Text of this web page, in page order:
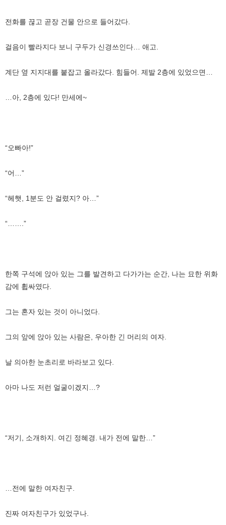
전화를 끊고 곧장 건물 안으로 들어갔다.
걸음이 빨라지다 보니 구두가 신경쓰인다… 애고.
계단 옆 지지대를 붙잡고 올라갔다. 힘들어. 제발 2층에 있었으면…
…아, 2층에 있다! 만세에~
“오빠아!”
“어…”
“헤햇, 1분도 안 걸렸지? 아…”
“…….”
한쪽 구석에 앉아 있는 그를 발견하고 다가가는 순간, 나는 묘한 위화
감에 휩싸였다.
그는 혼자 있는 것이 아니었다.
그의 앞에 앉아 있는 사람은, 우아한 긴 머리의 여자.
날 의아한 눈초리로 바라보고 있다.
아마 나도 저런 얼굴이겠지…?
“저기, 소개하지. 여긴 정혜경. 내가 전에 말한…”
…전에 말한 여자친구.
진짜 여자친구가 있었구나.